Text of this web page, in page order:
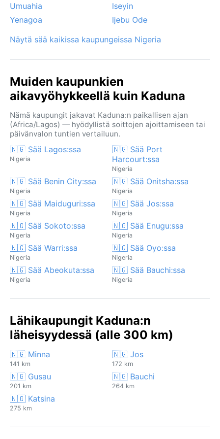
Umuahia
Iseyin
Yenagoa
Ijebu Ode
Näytä sää kaikissa kaupungeissa Nigeria
Muiden kaupunkien
aikavyöhykkeellä kuin Kaduna
Nämä kaupungit jakavat Kaduna:n paikallisen ajan
(Africa/Lagos) — hyödyllistä soittojen ajoittamiseen tai
päivänvalon tuntien vertailuun.
🇳🇬 Sää Lagos:ssa
Nigeria
🇳🇬 Sää Port
Harcourt:ssa
Nigeria
🇳🇬 Sää Benin City:ssa
Nigeria
🇳🇬 Sää Onitsha:ssa
Nigeria
🇳🇬 Sää Maiduguri:ssa
Nigeria
🇳🇬 Sää Jos:ssa
Nigeria
🇳🇬 Sää Sokoto:ssa
Nigeria
🇳🇬 Sää Enugu:ssa
Nigeria
🇳🇬 Sää Warri:ssa
Nigeria
🇳🇬 Sää Oyo:ssa
Nigeria
🇳🇬 Sää Abeokuta:ssa
Nigeria
🇳🇬 Sää Bauchi:ssa
Nigeria
Lähikaupungit Kaduna:n
läheisyydessä (alle 300 km)
🇳🇬 Minna
141 km
🇳🇬 Jos
172 km
🇳🇬 Gusau
201 km
🇳🇬 Bauchi
264 km
🇳🇬 Katsina
275 km